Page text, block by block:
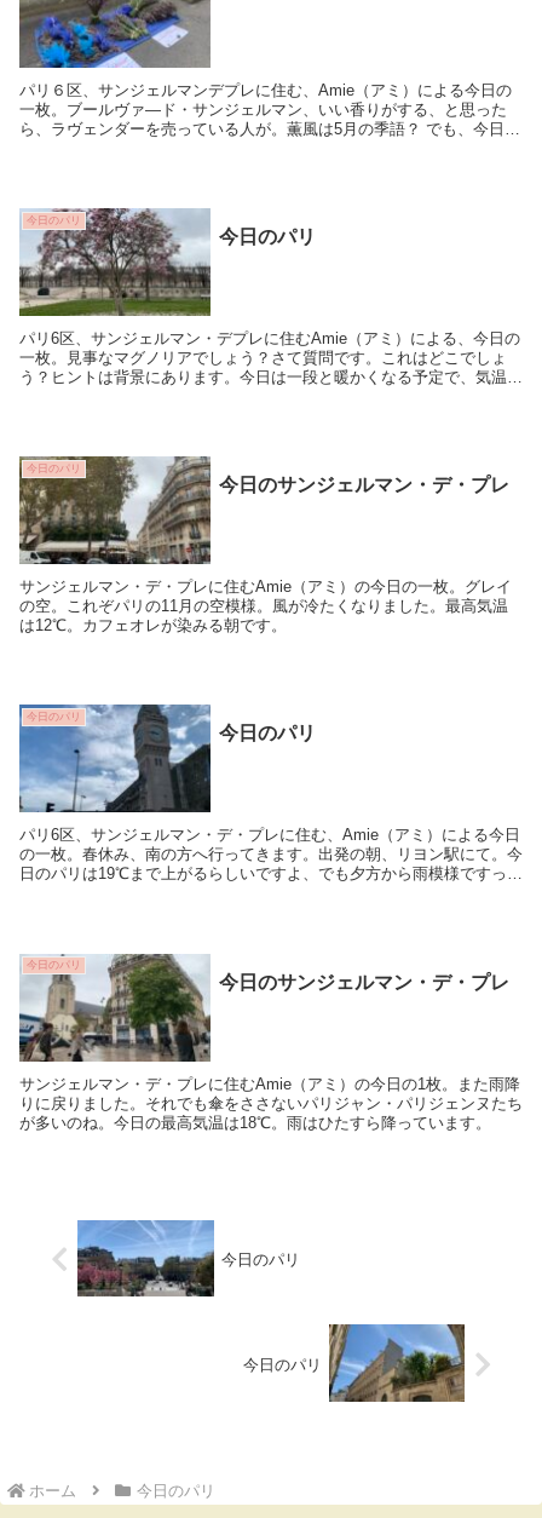
パリ６区、サンジェルマンデプレに住む、Amie（アミ）による今日の
一枚。ブールヴァ―ド・サンジェルマン、いい香りがする、と思った
ら、ラヴェンダーを売っている人が。薫風は5月の季語？ でも、今日の
今日のパリ
今日のパリ
パリ6区、サンジェルマン・デプレに住むAmie（アミ）による、今日の
一枚。見事なマグノリアでしょう？さて質問です。これはどこでしょ
う？ヒントは背景にあります。今日は一段と暖かくなる予定で、気温は
今日のパリ
今日のサンジェルマン・デ・プレ
サンジェルマン・デ・プレに住むAmie（アミ）の今日の一枚。グレイ
の空。これぞパリの11月の空模様。風が冷たくなりました。最高気温
は12℃。カフェオレが染みる朝です。
今日のパリ
今日のパリ
パリ6区、サンジェルマン・デ・プレに住む、Amie（アミ）による今日
の一枚。春休み、南の方へ行ってきます。出発の朝、リヨン駅にて。今
日のパリは19℃まで上がるらしいですよ、でも夕方から雨模様ですっ
今日のパリ
今日のサンジェルマン・デ・プレ
サンジェルマン・デ・プレに住むAmie（アミ）の今日の1枚。また雨降
りに戻りました。それでも傘をささないパリジャン・パリジェンヌたち
が多いのね。今日の最高気温は18℃。雨はひたすら降っています。
今日のパリ
今日のパリ
ホーム 今日のパリ